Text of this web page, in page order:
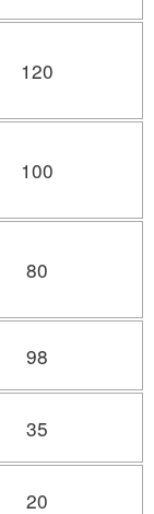
120
100
80
98
35
20